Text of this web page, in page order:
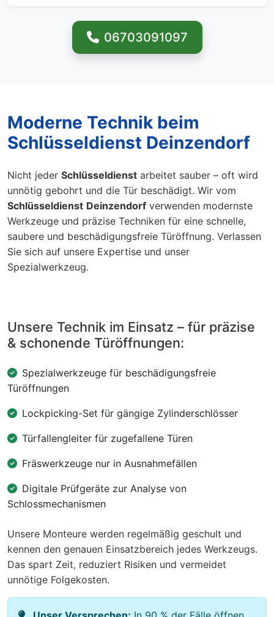
06703091097
Moderne Technik beim
Schlüsseldienst Deinzendorf
Nicht jeder Schlüsseldienst arbeitet sauber – oft wird
unnötig gebohrt und die Tür beschädigt. Wir vom
Schlüsseldienst Deinzendorf verwenden modernste
Werkzeuge und präzise Techniken für eine schnelle,
saubere und beschädigungsfreie Türöffnung. Verlassen
Sie sich auf unsere Expertise und unser
Spezialwerkzeug.
Unsere Technik im Einsatz – für präzise
& schonende Türöffnungen:
Spezialwerkzeuge für beschädigungsfreie
Türöffnungen
Lockpicking-Set für gängige Zylinderschlösser
Türfallengleiter für zugefallene Türen
Fräswerkzeuge nur in Ausnahmefällen
Digitale Prüfgeräte zur Analyse von
Schlossmechanismen
Unsere Monteure werden regelmäßig geschult und
kennen den genauen Einsatzbereich jedes Werkzeugs.
Das spart Zeit, reduziert Risiken und vermeidet
unnötige Folgekosten.